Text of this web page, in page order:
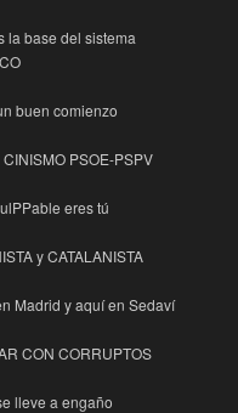
la base del sistema
buen comienzo
CINISMO PSOE-PSPV
eres tú
y CATALANISTA
Madrid y aquí en Sedaví
CON CORRUPTOS
lleve a engaño